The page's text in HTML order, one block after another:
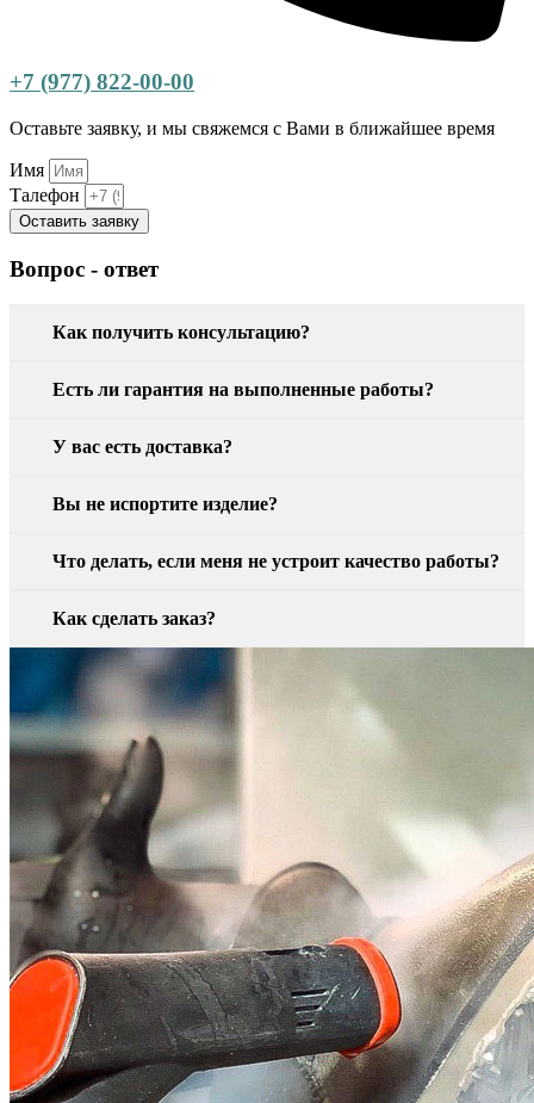
+7 (977) 822-00-00
Оставьте заявку, и мы свяжемся с Вами в ближайшее время
Имя
Талефон
Оставить заявку
Вопрос - ответ
Как получить консультацию?
Есть ли гарантия на выполненные работы?
У вас есть доставка?
Вы не испортите изделие?
Что делать, если меня не устроит качество работы?
Как сделать заказ?